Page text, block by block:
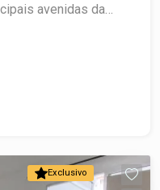
avenidas da
versátil para
comerciais.
- Amplo espaço
- Fácil
de atividade -
Exclusivo